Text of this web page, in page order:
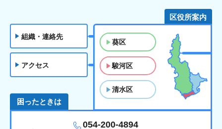
組織・連絡先
アクセス
区役所案内
葵区
駿河区
清水区
困ったときは
054-200-4894